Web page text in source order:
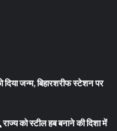
दिया जन्म, बिहारशरीफ स्टेशन पर
को स्टील हब बनाने की दिशा में